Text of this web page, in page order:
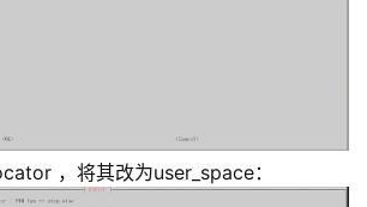
，将其改为user_space：